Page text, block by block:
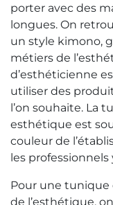
porter avec des
longues. On
un style kimono,
métiers de
d’esthéticienne
utiliser des
l’on souhaite. La
esthétique est
couleur de
les professionnels
Pour une tunique
de l’esthétique,